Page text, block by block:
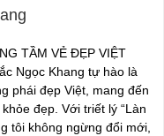
TẦM VẺ ĐẸP VIỆT
Ngọc Khang tự hào là
phái đẹp Việt, mang đến
đẹp. Với triết lý “Làn
tôi không ngừng đổi mới,